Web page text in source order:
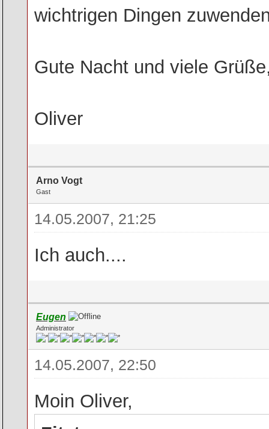
wichtrigen Dingen
Gute Nacht und viele
Oliver
Arno Vogt
Gast
14.05.2007, 21:25
Ich auch....
Eugen
Administrator
14.05.2007, 22:50
Moin Oliver,